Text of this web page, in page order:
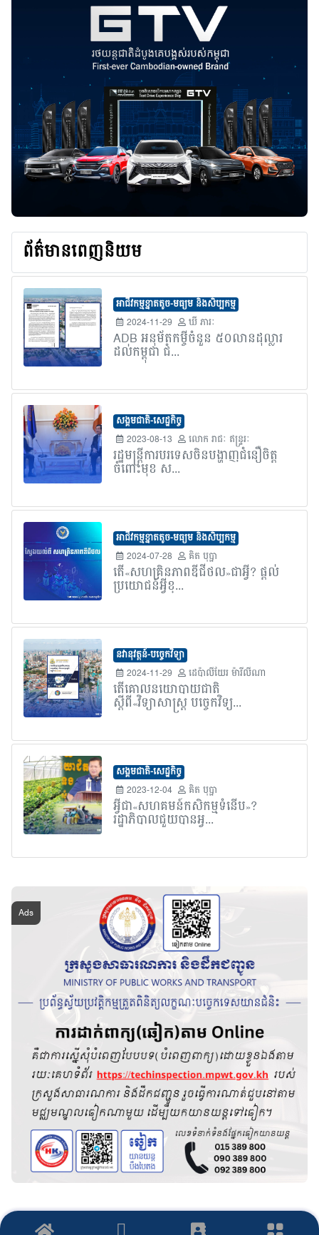
ព័ត៌មានពេញនិយម
អាជីវកម្មខ្នាតតូច-មធ្យម និងសិប្បកម្ម
2024-11-29
ឃី ភារៈ
ADB អនុម័តកម្ចីចំនួន ៥០លានដុល្លារ
ដល់កម្ពុជា ជំ...
សង្គមជាតិ-សេដ្ឋកិច្ច
2023-08-13
លោក​ រាជៈ ឥន្រ្ទរៈ
រដ្ឋមន្រ្តីការបរទេសចិនបង្ហាញជំនឿចិត្ត
ចំពោះមុខ ស...
អាជីវកម្មខ្នាតតូច-មធ្យម និងសិប្បកម្ម
2024-07-28
គិត បុប្ផា
តើ«សហគ្រិនភាពឌីជីថល»ជាអ្វី? ផ្តល់
ប្រយោជន៍អ្វីខ្...
នវានុវត្តន៍-បច្ចេកវិទ្យា
2024-11-29
ដេប៉ាលីយែរ ម៉ារីលីណា
តើគោលនយោបាយជាតិ
ស្តីពី«វិទ្យាសាស្ត្រ បច្ចេកវិទ្យ...
សង្គមជាតិ-សេដ្ឋកិច្ច
2023-12-04
គិត បុប្ផា
អ្វីជា«សហគមន៍កសិកម្មទំនើប»?
រដ្ឋាភិបាលជួយបានអ្វ...